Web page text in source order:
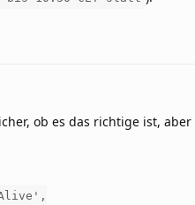
ob es das richtige ist,